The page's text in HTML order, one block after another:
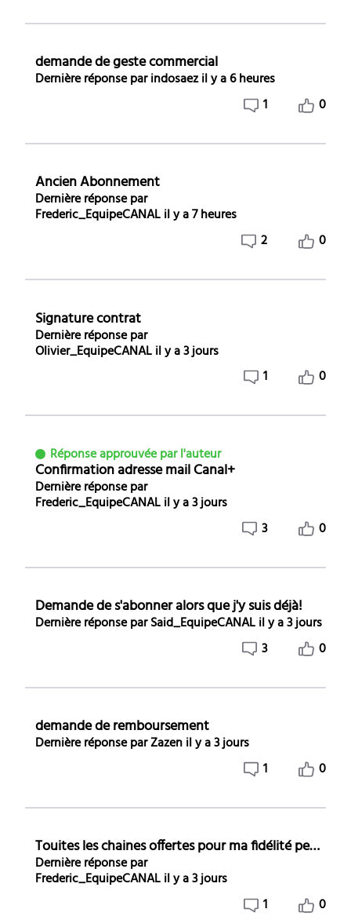
demande de geste commercial
Dernière réponse par indosaez il y a 6 heures
1
0
Ancien Abonnement
Dernière réponse par
Frederic_EquipeCANAL il y a 7 heures
2
0
Signature contrat
Dernière réponse par
Olivier_EquipeCANAL il y a 3 jours
1
0
Réponse approuvée par l'auteur
Confirmation adresse mail Canal+
Dernière réponse par
Frederic_EquipeCANAL il y a 3 jours
3
0
Demande de s'abonner alors que j'y suis déjà!
Dernière réponse par Said_EquipeCANAL il y a 3 jours
3
0
demande de remboursement
Dernière réponse parZazen il y a 3 jours
1
0
Touites les chaines offertes pour ma fidélité pendant 6 mois
Dernière réponse par
Frederic_EquipeCANAL il y a 3 jours
1
0